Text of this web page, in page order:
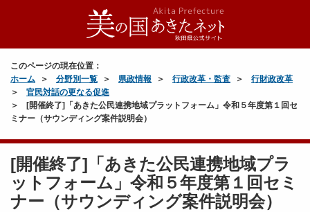
このページの現在位置：
ホーム
分野別一覧 県政情報 行政改革・監査
行財政改革
官民対話の更なる促進
[開催終了]「あきた公民連携地域プラットフォーム」令和５年度第１回セ
ミナー（サウンディング案件説明会）
[開催終了]「あきた公民連携地域プラ
ットフォーム」令和５年度第１回セミ
ナー（サウンディング案件説明会）